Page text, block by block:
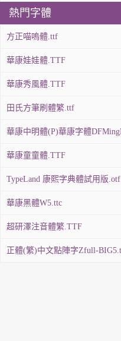
熱門字體
方正喵嗚體.ttf
華康娃娃體.TTF
華康秀風體.TTF
田氏方筆刷體繁.ttf
華康中明體(P)華康字體
華康童童體.TTF
TypeLand 康熙字典體試用版.otf
華康黑體W5.ttc
超研澤注音體繁.TTF
正體(繁)中文點陣字Zfull-